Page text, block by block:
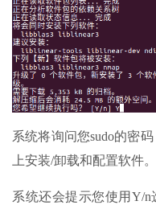
系统将询问您sudo的密
上安装/卸载和配置软件。
系统还会提示您使用Y/